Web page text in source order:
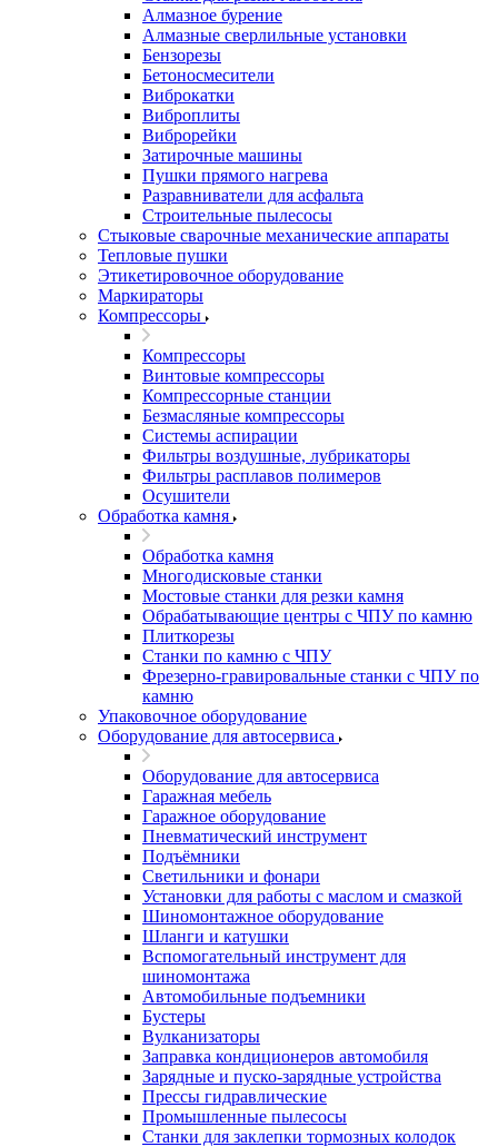
Алмазное бурение
Алмазные сверлильные установки
Бензорезы
Бетоносмесители
Виброкатки
Виброплиты
Виброрейки
Затирочные машины
Пушки прямого нагрева
Разравниватели для асфальта
Строительные пылесосы
Стыковые сварочные механические аппараты
Тепловые пушки
Этикетировочное оборудование
Маркираторы
Компрессоры
Компрессоры
Винтовые компрессоры
Компрессорные станции
Безмасляные компрессоры
Системы аспирации
Фильтры воздушные, лубрикаторы
Фильтры расплавов полимеров
Осушители
Обработка камня
Обработка камня
Многодисковые станки
Мостовые станки для резки камня
Обрабатывающие центры с ЧПУ по камню
Плиткорезы
Станки по камню с ЧПУ
Фрезерно-гравировальные станки с ЧПУ по
камню
Упаковочное оборудование
Оборудование для автосервиса
Оборудование для автосервиса
Гаражная мебель
Гаражное оборудование
Пневматический инструмент
Подъёмники
Светильники и фонари
Установки для работы с маслом и смазкой
Шиномонтажное оборудование
Шланги и катушки
Вспомогательный инструмент для
шиномонтажа
Автомобильные подъемники
Бустеры
Вулканизаторы
Заправка кондиционеров автомобиля
Зарядные и пуско-зарядные устройства
Прессы гидравлические
Промышленные пылесосы
Станки для заклепки тормозных колодок